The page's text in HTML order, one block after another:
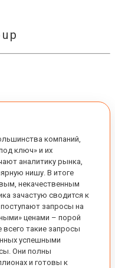
компаний,
ключ» и их
аналитику рынка,
нишу. В итоге
некачественным
зачастую сводится к
запросы на
ценами – порой
такие запросы
успешными
Они полны
и готовы к